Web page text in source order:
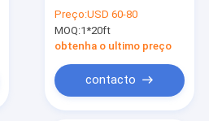
com base
Preço:USD 60-80
MOQ:1*20ft
obtenha o ultimo preço
contacto